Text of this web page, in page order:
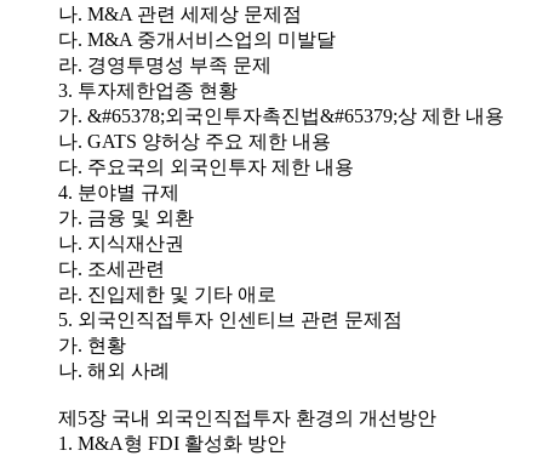
나. M&A 관련 세제상 문제점
다. M&A 중개서비스업의 미발달
라. 경영투명성 부족 문제
3. 투자제한업종 현황
가. &#65378;외국인투자촉진법&#65379;상 제한 내용
나. GATS 양허상 주요 제한 내용
다. 주요국의 외국인투자 제한 내용
4. 분야별 규제
가. 금융 및 외환
나. 지식재산권
다. 조세관련
라. 진입제한 및 기타 애로
5. 외국인직접투자 인센티브 관련 문제점
가. 현황
나. 해외 사례
제5장 국내 외국인직접투자 환경의 개선방안
1. M&A형 FDI 활성화 방안